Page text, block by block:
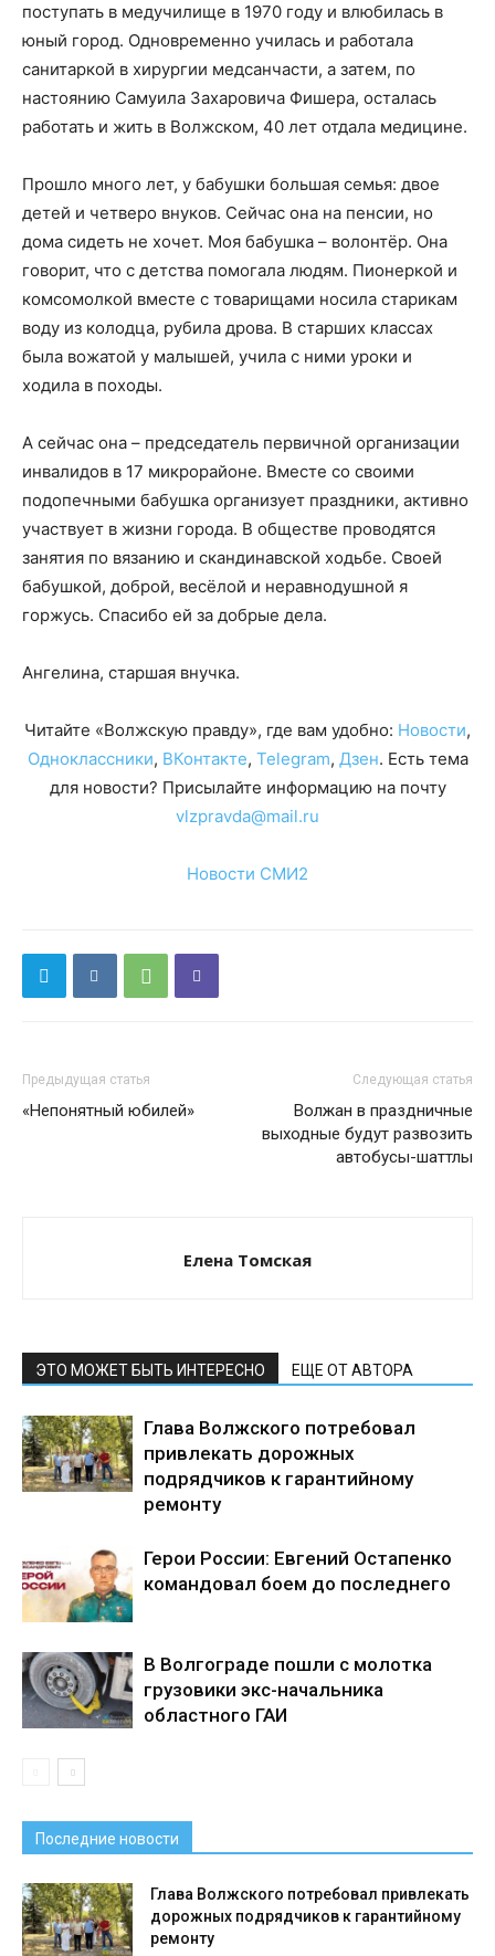
поступать в медучилище в 1970 году и влюбилась в
юный город. Одновременно училась и работала
санитаркой в хирургии медсанчасти, а затем, по
настоянию Самуила Захаровича Фишера, осталась
работать и жить в Волжском, 40 лет отдала медицине.
Прошло много лет, у бабушки большая семья: двое
детей и четверо внуков. Сейчас она на пенсии, но
дома сидеть не хочет. Моя бабушка – волонтёр. Она
говорит, что с детства помогала людям. Пионеркой и
комсомолкой вместе с товарищами носила старикам
воду из колодца, рубила дрова. В старших классах
была вожатой у малышей, учила с ними уроки и
ходила в походы.
А сейчас она – председатель первичной организации
инвалидов в 17 микрорайоне. Вместе со своими
подопечными бабушка организует праздники, активно
участвует в жизни города. В обществе проводятся
занятия по вязанию и скандинавской ходьбе. Своей
бабушкой, доброй, весёлой и неравнодушной я
горжусь. Спасибо ей за добрые дела.
Ангелина, старшая внучка.
Читайте «Волжскую правду», где вам удобно: Новости,
Одноклассники, ВКонтакте, Telegram, Дзен. Есть тема
для новости? Присылайте информацию на почту
vlzpravda@mail.ru
Новости СМИ2
Предыдущая статья
«Непонятный юбилей»
Следующая статья
Волжан в праздничные
выходные будут развозить
автобусы-шаттлы
Елена Томская
ЭТО МОЖЕТ БЫТЬ ИНТЕРЕСНО ЕЩЕ ОТ АВТОРА
Глава Волжского потребовал
привлекать дорожных
подрядчиков к гарантийному
ремонту
Герои России: Евгений Остапенко
командовал боем до последнего
В Волгограде пошли с молотка
грузовики экс-начальника
областного ГАИ
Последние новости
Глава Волжского потребовал привлекать
дорожных подрядчиков к гарантийному
ремонту